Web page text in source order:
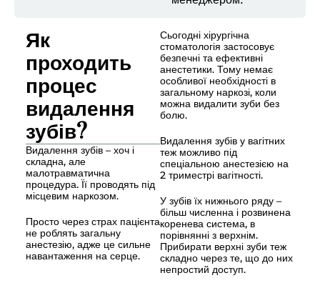
Як
проходить
процес
видалення
зубів?
Видалення зубів – хоч і
складна, але
малотравматична
процедура. Її проводять під
місцевим наркозом.
Просто через страх пацієнта
не роблять загальну
анестезію, адже це сильне
навантаження на серце.
Сьогодні хірургічна
стоматологія застосовує
безпечні та ефективні
анестетики. Тому немає
особливої необхідності в
загальному наркозі, коли
можна видалити зуби без
болю.
Видалення зубів у вагітних
теж можливо під
спеціальною анестезією на
2 триместрі вагітності.
У зубів їх нижнього ряду –
більш численна і розвинена
коренева система, в
порівнянні з верхнім.
Прибирати верхні зуби теж
складно через те, що до них
непростий доступ.